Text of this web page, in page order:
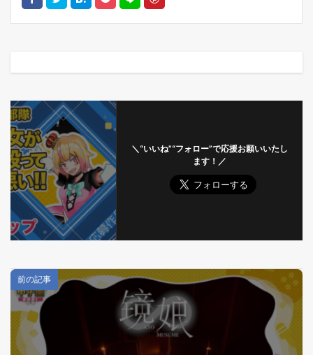
＼“いいね”“フォロー”で応援お願いいたし
ます！／
前の記事